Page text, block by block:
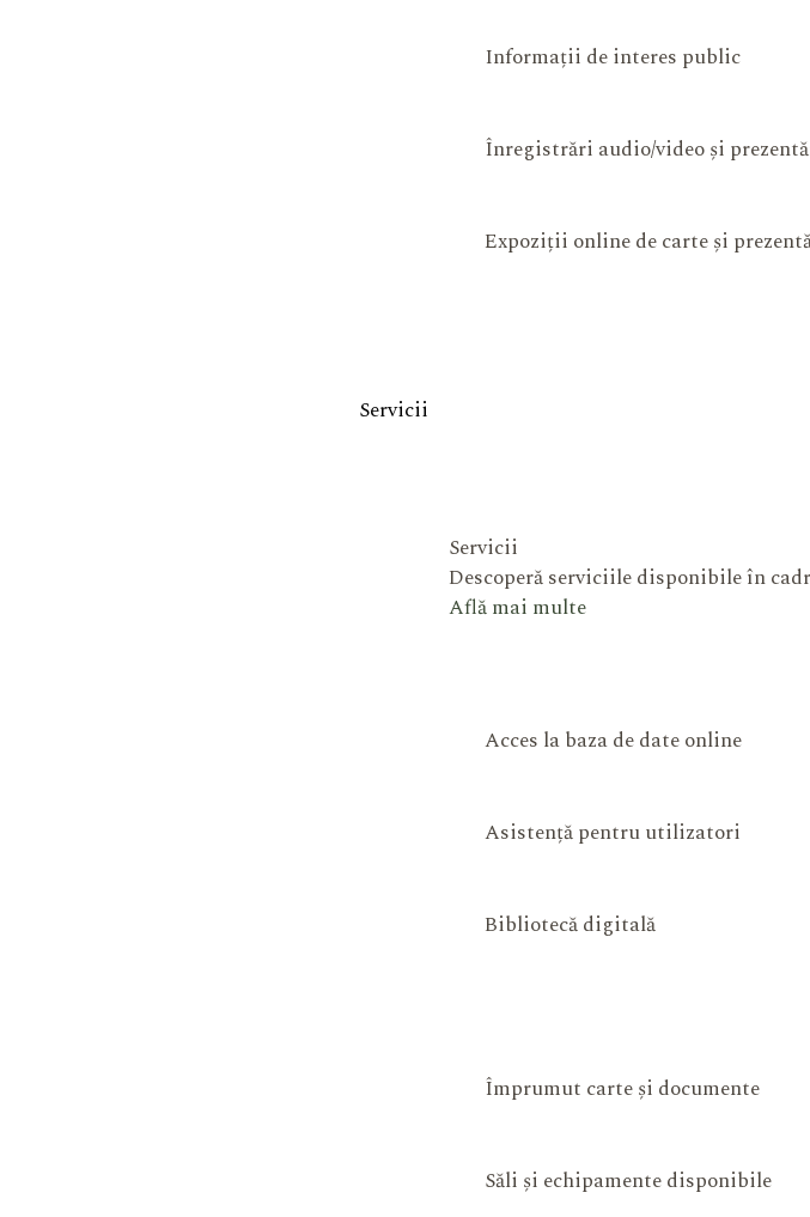
Informații de interes public
Înregistrări audio/video și
Expoziții online de carte și
Servicii
Servicii
Descoperă serviciile disponibile în
Află mai multe
Acces la baza de date online
Asistență pentru utilizatori
Bibliotecă digitală
Împrumut carte și documente
Săli și echipamente disponibile